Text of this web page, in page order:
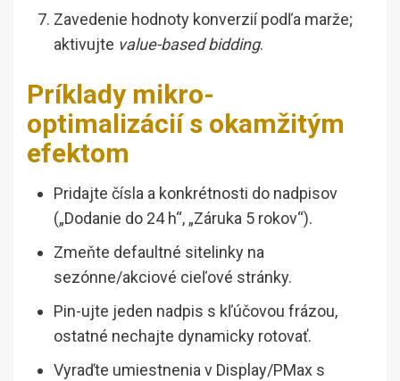
Zavedenie hodnoty konverzií podľa marže;
aktivujte value-based bidding.
Príklady mikro-
optimalizácií s okamžitým
efektom
Pridajte čísla a konkrétnosti do nadpisov
(„Dodanie do 24 h“, „Záruka 5 rokov“).
Zmeňte defaultné sitelinky na
sezónne/akciové cieľové stránky.
Pin-ujte jeden nadpis s kľúčovou frázou,
ostatné nechajte dynamicky rotovať.
Vyraďte umiestnenia v Display/PMax s